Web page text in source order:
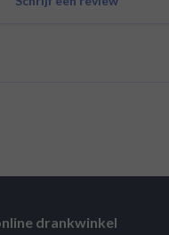
drankwinkel